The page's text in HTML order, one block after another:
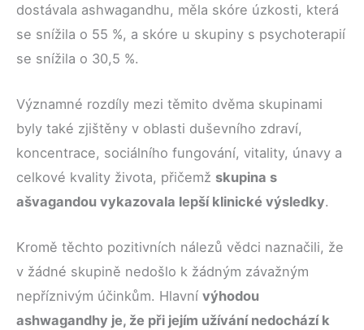
dostávala ashwagandhu, měla skóre úzkosti, která
se snížila o 55 %, a skóre u skupiny s psychoterapií
se snížila o 30,5 %.
Významné rozdíly mezi těmito dvěma skupinami
byly také zjištěny v oblasti duševního zdraví,
koncentrace, sociálního fungování, vitality, únavy a
celkové kvality života, přičemž skupina s
ašvagandou vykazovala lepší klinické výsledky.
Kromě těchto pozitivních nálezů vědci naznačili, že
v žádné skupině nedošlo k žádným závažným
nepříznivým účinkům. Hlavní výhodou
ashwagandhy je, že při jejím užívání nedochází k